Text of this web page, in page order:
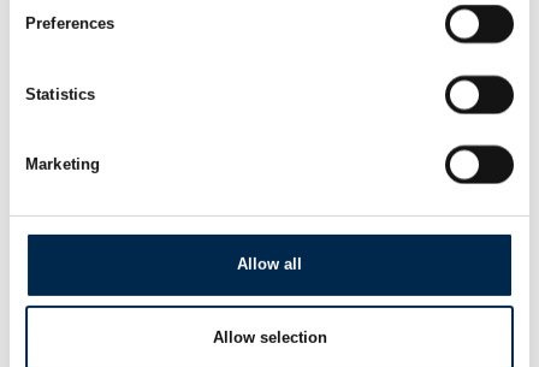
Preferences
Statistics
Marketing
Allow all
Allow selection